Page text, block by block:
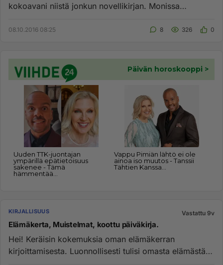
kokoavani niistä jonkun novellikirjan. Monissa
08.10.2016 08:25 8 326 0
KIRJALLISUUS Vastattu 9v
Elämäkerta, Muistelmat, koottu päiväkirja.
Hei! Keräisin kokemuksia oman elämäkerran
kirjoittamisesta. Luonnollisesti tulisi omasta elämästä